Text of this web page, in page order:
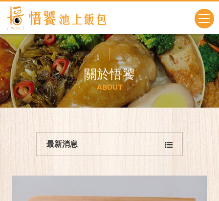
關於悟饕
ABOUT
最新消息